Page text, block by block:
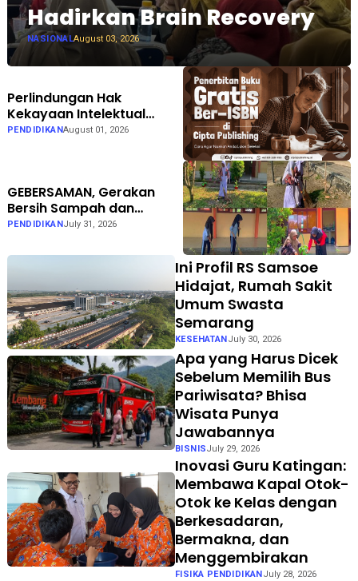
Hadirkan Brain Recovery
NASIONALAugust 03, 2026
Perlindungan Hak
Kekayaan Intelektual
Dinilai Semakin Penting
PENDIDIKANAugust 01, 2026
GEBERSAMAN, Gerakan
Bersih Sampah dan
Penataan Taman di SMPN 1
PENDIDIKANJuly 31, 2026
Ini Profil RS Samsoe
Hidajat, Rumah Sakit
Umum Swasta
Semarang
KESEHATANJuly 30, 2026
Apa yang Harus Dicek
Sebelum Memilih Bus
Pariwisata? Bhisa
Wisata Punya
Jawabannya
BISNISJuly 29, 2026
Inovasi Guru Katingan:
Membawa Kapal Otok-
Otok ke Kelas dengan
Berkesadaran,
Bermakna, dan
Menggembirakan
FISIKA PENDIDIKAN July 28, 2026